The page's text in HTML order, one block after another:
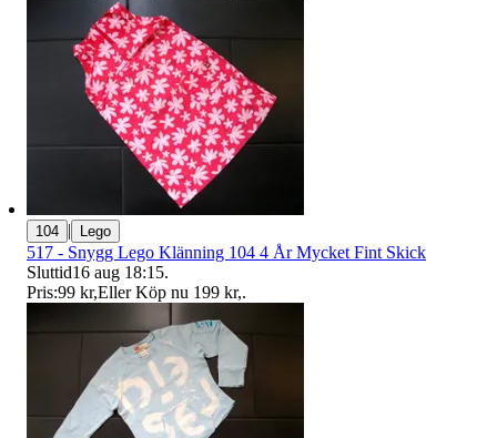
104 | Lego
517 - Snygg Lego Klänning 104 4 År Mycket Fint Skick
Sluttid16 aug 18:15.
Pris:99 kr,Eller Köp nu 199 kr,.